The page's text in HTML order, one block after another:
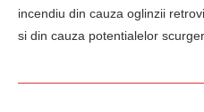
incendiu din cauza oglinzii
si din cauza potentialelor